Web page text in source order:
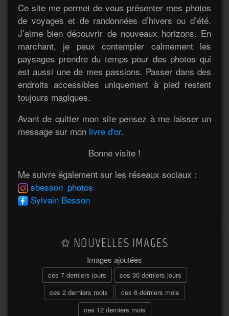
Ce site me permet de vous présenter mes photos
de voyages et de randonnées d’hivers ou d’été.
J’aime bien découvrir de nouveaux horizons. En
marchant, je peux contempler calmement les
paysages prendre du temps pour des photos qui
est aussi une de mes passions. Passer dans des
endroits accessibles uniquement à pied restent
toujours magiques.
Avant de quitter mon site pensez à me laisser un
message sur mon livre d'or.
Bonne visite !
Me suivre également sur les réseaux sociaux :
sbesson_photos
Sylvain Besson
NOUVELLES IMAGES
Images ajoutées
ces 7 derniers jours
ces 30 derniers jours
ces 2 derniers mois
ces 6 derniers mois
ces 12 derniers mois